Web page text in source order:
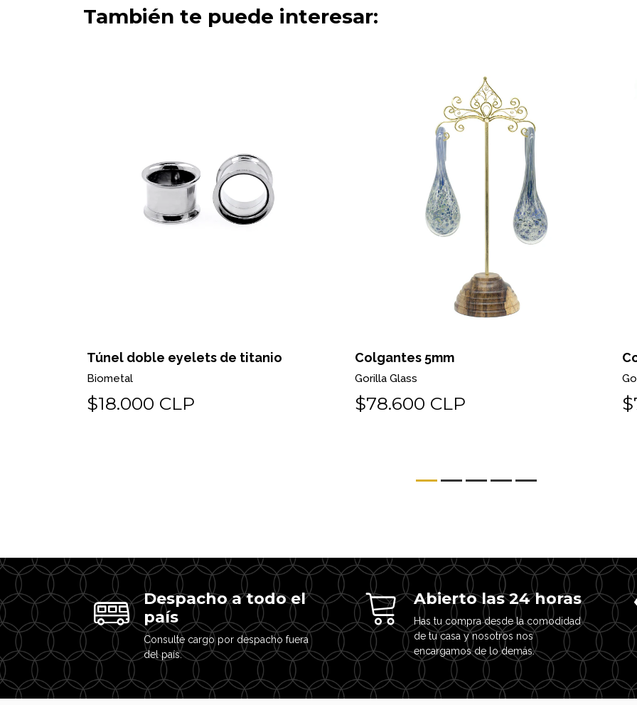
También te puede interesar:
Túnel doble eyelets de titanio
Biometal
$18.000 CLP
Colgantes 5mm
Gorilla Glass
$78.600 CLP
Despacho a todo el
país
Consulte cargo por despacho fuera
del país.
Abierto las 24 horas
Has tu compra desde la comodidad
de tu casa y nosotros nos
encargamos de lo demás.